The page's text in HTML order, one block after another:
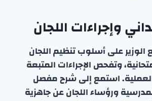
وإجراءات اللجان
الوزير على أسلوب تنظيم اللجان
وتفحص الإجراءات المتبعة
استمع إلى شرح مفصل
ورؤساء اللجان عن جاهزية